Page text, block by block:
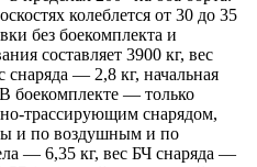
колеблется от 30 до 35
без боекомплекта и
составляет 3900 кг, вес
— 2,8 кг, начальная
боекомплекте — только
трассирующим снарядом,
и по воздушным и по
— 6,35 кг, вес БЧ снаряда —